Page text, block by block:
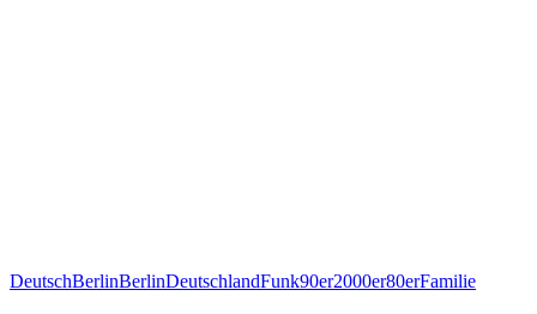
DeutschBerlinBerlinDeutschlandFunk90er2000er80erFamilie